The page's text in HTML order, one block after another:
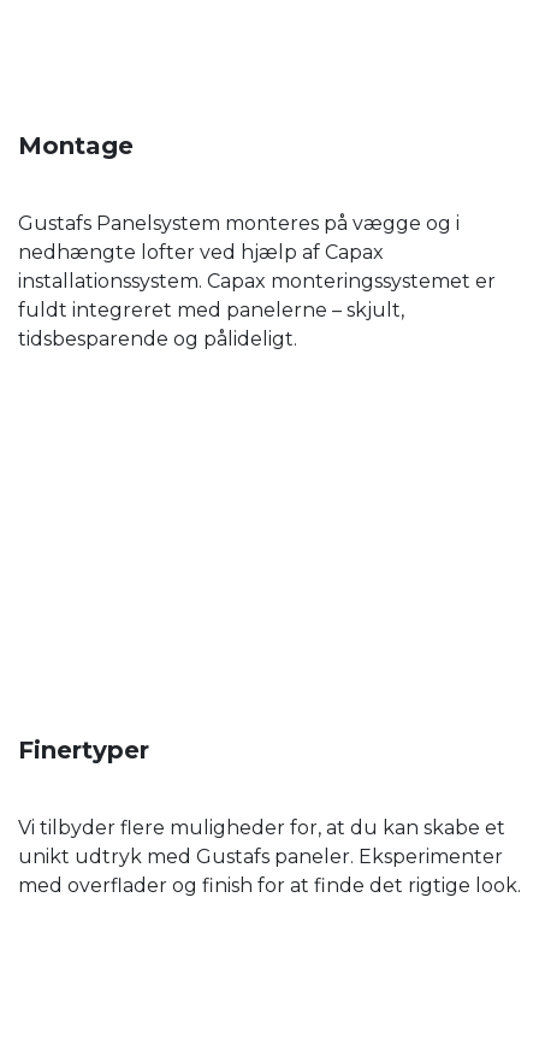
Montage
Gustafs Panelsystem monteres på vægge og i
nedhængte lofter ved hjælp af Capax
installationssystem. Capax monteringssystemet er
fuldt integreret med panelerne – skjult,
tidsbesparende og pålideligt.
Finertyper
Vi tilbyder flere muligheder for, at du kan skabe et
unikt udtryk med Gustafs paneler. Eksperimenter
med overflader og finish for at finde det rigtige look.